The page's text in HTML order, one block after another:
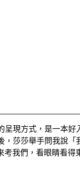
現方式，是一本
莎莎舉手問我說「
我們，看眼睛看